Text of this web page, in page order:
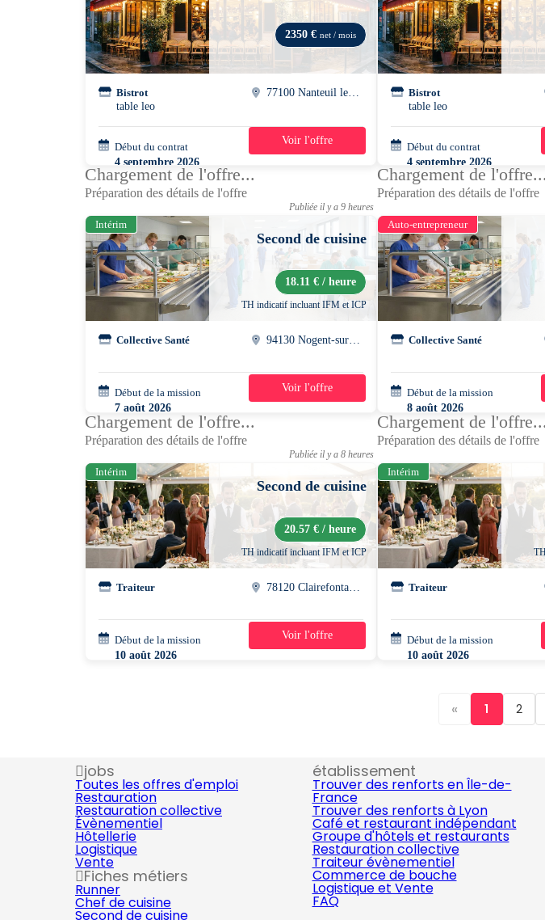
2350 € net / mois
Bistrot
table leo
Début du contrat
4 septembre 2026
37h/semaine
Voir l'offre
Bistrot
table leo
Début du contrat
4 septembre 2026
Chargement de l'offre...
Préparation des détails de l'offre
Publiée il y a 9 heures
Intérim
Second de cuisine
18.11 € / heure
TH indicatif incluant IFM et ICP
Collective Santé
Début de la mission
7 août 2026
07h30 - 15h30
1 jour
Voir l'offre
Chargement de l'offre...
Préparation des détails de l'offre
Auto-entrepreneur
Collective Santé
Début de la mission
8 août 2026
07h30 - 14h30
Chargement de l'offre...
Préparation des détails de l'offre
Publiée il y a 8 heures
Intérim
Second de cuisine
20.57 € / heure
TH indicatif incluant IFM et ICP
Traiteur
Début de la mission
10 août 2026
1 jour
Voir l'offre
Chargement de l'offre...
Préparation des détails de l'offre
Intérim
Traiteur
Début de la mission
10 août 2026
« 1 2
jobs
Toutes les offres d'emploi
Restauration
Restauration collective
Évènementiel
Hôtellerie
Logistique
Vente
Fiches métiers
Runner
Chef de cuisine
Second de cuisine
établissement
Trouver des renforts en Île-de-
France
Trouver des renforts à Lyon
Café et restaurant indépendant
Groupe d'hôtels et restaurants
Restauration collective
Traiteur évènementiel
Commerce de bouche
Logistique et Vente
FAQ